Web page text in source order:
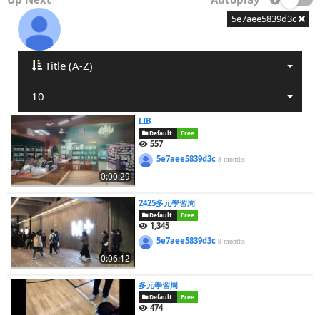
5e7aee5839d3c
Title (A-Z)
10
0:00:29
LIB
Default Free
557
5e7aee5839d3c8 months
0:06:12
2425多元學習周
Default Free
1,345
5e7aee5839d3c9 months
多元學習周
Default Free
474